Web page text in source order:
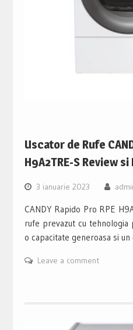
Uscator de Rufe
H9A2TRE-S Review
3 ianuarie 2023
CANDY Rapido Pro RPE
rufe prevazut cu
o capacitate generoasa si
Leave a comment